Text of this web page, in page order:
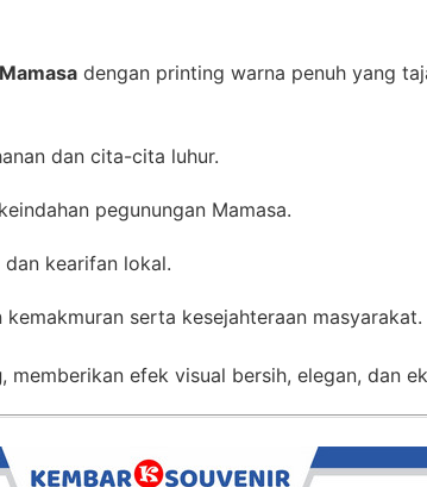
dengan printing warna penuh yang
dan cita-cita luhur.
pegunungan Mamasa.
kearifan lokal.
serta kesejahteraan masyarakat.
, memberikan efek visual bersih, elegan, dan